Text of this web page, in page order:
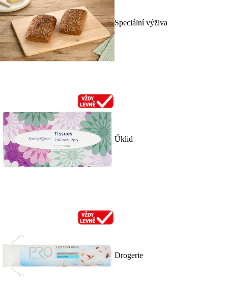
Speciální výživa
Úklid
Drogerie